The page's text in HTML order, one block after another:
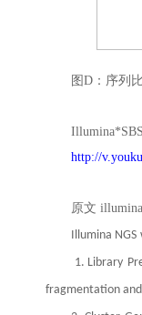
图D：序列
http://
原文
Illumina NGS
1. Library
fragmentation